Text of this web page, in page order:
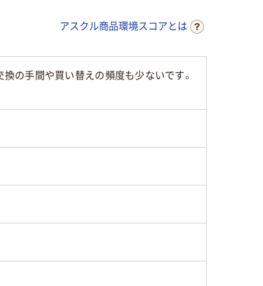
アスクル商品環境スコアとは
の手間や買い替えの頻度も少ないです。